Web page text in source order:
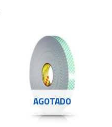
AGOTADO